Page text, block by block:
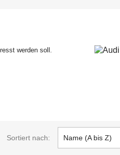
werden soll.
Sortiert nach: Name (A bis Z)